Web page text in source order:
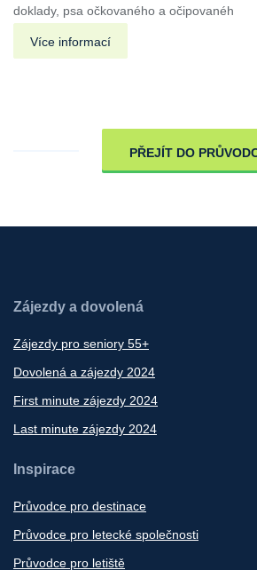
doklady, psa očkovaného a očipovanéh
Více informací
PŘEJÍT DO
Zájezdy a dovolená
Zájezdy pro seniory 55+
Dovolená a zájezdy 2024
First minute zájezdy 2024
Last minute zájezdy 2024
Inspirace
Průvodce pro destinace
Průvodce pro letecké společnosti
Průvodce pro letiště